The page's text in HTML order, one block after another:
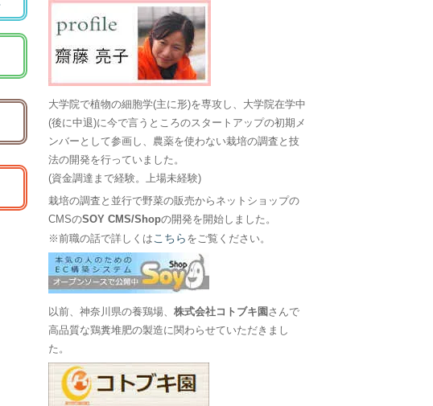
大学院で植物の細胞学(主に形)を専攻し、大学院在学中
(後に中退)に今で言うところのスタートアップの初期メ
ンバーとして参画し、農薬を使わない栽培の調査と技
法の開発を行っていました。
(資金調達まで経験。上場未経験)
栽培の調査と並行で野菜の販売からネットショップの
CMSのSOY CMS/Shopの開発を開始しました。
※前職の話で詳しくは こちら をご覧ください。
以前、神奈川県の養鶏場、株式会社コトブキ園 さんで
高品質な鶏糞堆肥の製造に関わらせていただきまし
た。